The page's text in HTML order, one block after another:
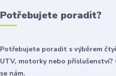
Potřebujete poradit?
Potřebujete poradit s výběrem
UTV, motorky nebo příslušenství?
se nám.